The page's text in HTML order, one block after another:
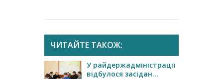
ЧИТАЙТЕ ТАКОЖ:
У райдержадміністрації
відбулося засідан...